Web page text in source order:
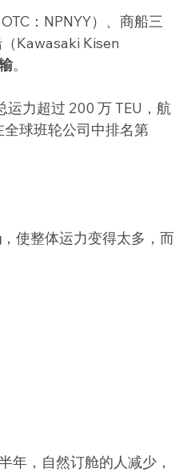
：NPNYY）、商船三
Kawasaki Kisen
。
运力超过 200 万 TEU，航
球班轮公司中排名第
，使整体运力变得太多，而
年，自然订舱的人减少，